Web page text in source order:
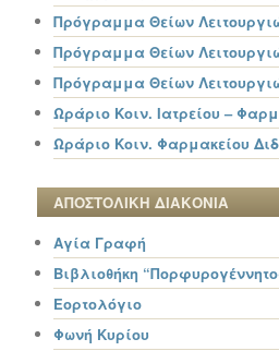
Πρόγραμμα Θείων
Πρόγραμμα Θείων
Πρόγραμμα Θείων
Ωράριο Κοιν. Ιατρείου –
Ωράριο Κοιν. Φαρμακείου
ΑΠΟΣΤΟΛΙΚΗ ΔΙΑΚΟΝΙΑ
Αγία Γραφή
Βιβλιοθήκη
Εορτολόγιο
Φωνή Κυρίου